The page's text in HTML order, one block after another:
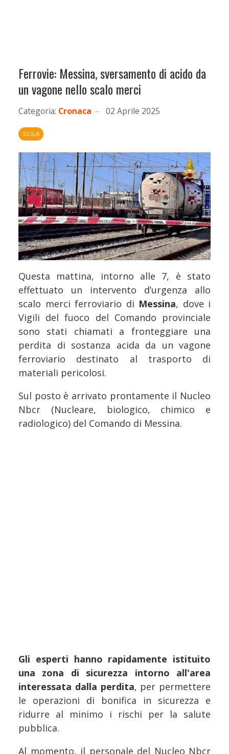
Ferrovie: Messina, sversamento di acido da
un vagone nello scalo merci
Categoria: Cronaca 02 Aprile 2025
SICILIA
Questa mattina, intorno alle 7, è stato
effettuato un intervento d’urgenza allo
scalo merci ferroviario di Messina, dove i
Vigili del fuoco del Comando provinciale
sono stati chiamati a fronteggiare una
perdita di sostanza acida da un vagone
ferroviario destinato al trasporto di
materiali pericolosi.
Sul posto è arrivato prontamente il Nucleo
Nbcr (Nucleare, biologico, chimico e
radiologico) del Comando di Messina.
Gli esperti hanno rapidamente istituito
una zona di sicurezza intorno all'area
interessata dalla perdita, per permettere
le operazioni di bonifica in sicurezza e
ridurre al minimo i rischi per la salute
pubblica.
Al momento, il personale del Nucleo Nbcr